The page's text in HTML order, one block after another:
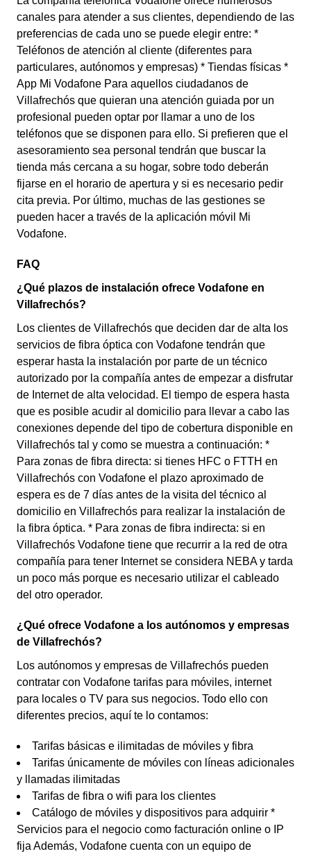
canales para atender a sus clientes, dependiendo de las
preferencias de cada uno se puede elegir entre: *
Teléfonos de atención al cliente (diferentes para
particulares, autónomos y empresas) * Tiendas físicas *
App Mi Vodafone Para aquellos ciudadanos de
Villafrechós que quieran una atención guiada por un
profesional pueden optar por llamar a uno de los
teléfonos que se disponen para ello. Si prefieren que el
asesoramiento sea personal tendrán que buscar la
tienda más cercana a su hogar, sobre todo deberán
fijarse en el horario de apertura y si es necesario pedir
cita previa. Por último, muchas de las gestiones se
pueden hacer a través de la aplicación móvil Mi
Vodafone.
FAQ
¿Qué plazos de instalación ofrece Vodafone en
Villafrechós?
Los clientes de Villafrechós que deciden dar de alta los
servicios de fibra óptica con Vodafone tendrán que
esperar hasta la instalación por parte de un técnico
autorizado por la compañía antes de empezar a disfrutar
de Internet de alta velocidad. El tiempo de espera hasta
que es posible acudir al domicilio para llevar a cabo las
conexiones depende del tipo de cobertura disponible en
Villafrechós tal y como se muestra a continuación: *
Para zonas de fibra directa: si tienes HFC o FTTH en
Villafrechós con Vodafone el plazo aproximado de
espera es de 7 días antes de la visita del técnico al
domicilio en Villafrechós para realizar la instalación de
la fibra óptica. * Para zonas de fibra indirecta: si en
Villafrechós Vodafone tiene que recurrir a la red de otra
compañía para tener Internet se considera NEBA y tarda
un poco más porque es necesario utilizar el cableado
del otro operador.
¿Qué ofrece Vodafone a los autónomos y empresas
de Villafrechós?
Los autónomos y empresas de Villafrechós pueden
contratar con Vodafone tarifas para móviles, internet
para locales o TV para sus negocios. Todo ello con
diferentes precios, aquí te lo contamos:
Tarifas básicas e ilimitadas de móviles y fibra
Tarifas únicamente de móviles con líneas adicionales
y llamadas ilimitadas
Tarifas de fibra o wifi para los clientes
Catálogo de móviles y dispositivos para adquirir *
Servicios para el negocio como facturación online o IP
fija Además, Vodafone cuenta con un equipo de